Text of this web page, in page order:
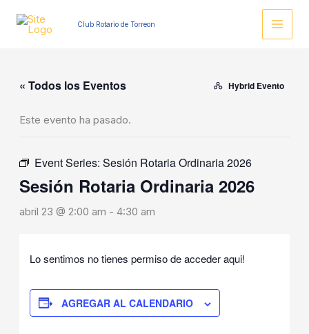
Club Rotario de Torreon
« Todos los Eventos Hybrid Evento
Este evento ha pasado.
Event Series:Sesión Rotaria Ordinaria 2026
Sesión Rotaria Ordinaria 2026
abril 23 @ 2:00 am -4:30 am
Lo sentimos no tienes permiso de acceder aqui!
AGREGAR AL CALENDARIO